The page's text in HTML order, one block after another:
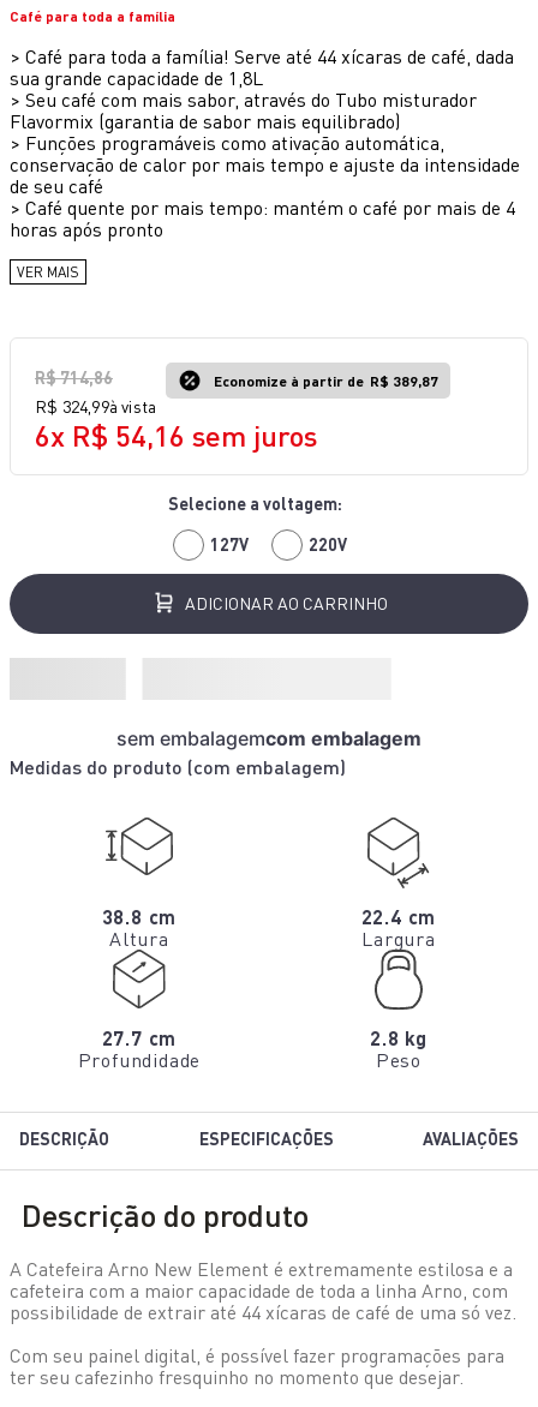
Café para toda a família
> Café para toda a família! Serve até 44 xícaras de café, dada
sua grande capacidade de 1,8L
> Seu café com mais sabor, através do Tubo misturador
Flavormix (garantia de sabor mais equilibrado)
> Funções programáveis como ativação automática,
conservação de calor por mais tempo e ajuste da intensidade
de seu café
> Café quente por mais tempo: mantém o café por mais de 4
horas após pronto
VER MAIS
R$714,86 Economize à partir de R$ 389,87
R$ 324,99à vista
6x R$ 54,16 sem juros
220V
127V
ADICIONAR AO CARRINHO
Medidas do produto (com embalagem)
sem embalagemcom embalagem
38.8 cm
Altura
22.4 cm
Largura
27.7 cm
Profundidade
2.8 kg
Peso
DESCRIÇÃO ESPECIFICAÇÕES AVALIAÇÕES
Descrição do produto
A Catefeira Arno New Element é extremamente estilosa e a
cafeteira com a maior capacidade de toda a linha Arno, com
possibilidade de extrair até 44 xícaras de café de uma só vez.
Com seu painel digital, é possível fazer programações para
ter seu cafezinho fresquinho no momento que desejar.
10º